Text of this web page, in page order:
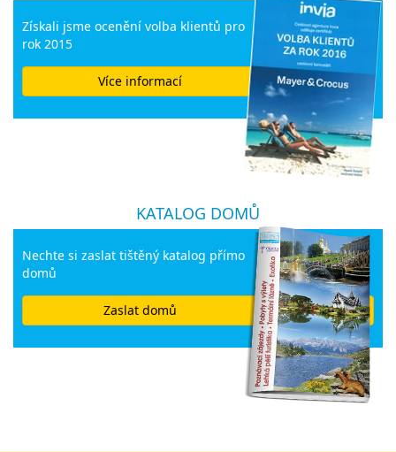
Získali jsme ocenění volba klientů pro
rok 2015
Více informací
KATALOG DOMŮ
Nechte si zaslat tištěný katalog přímo
domů
Zaslat domů